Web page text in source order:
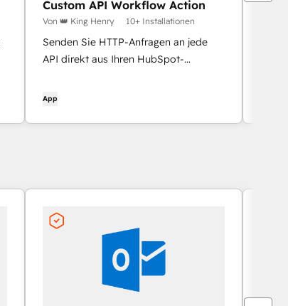
Custom API Workflow Action
Von 👑 King Henry 10+ Installationen
Senden Sie HTTP-Anfragen an jede
API direkt aus Ihren HubSpot-
App
Top